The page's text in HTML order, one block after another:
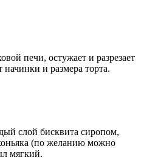
печи, остужает и разрезает
начинки и размера торта.
слой бисквита сиропом,
(по желанию можно
мягкий.